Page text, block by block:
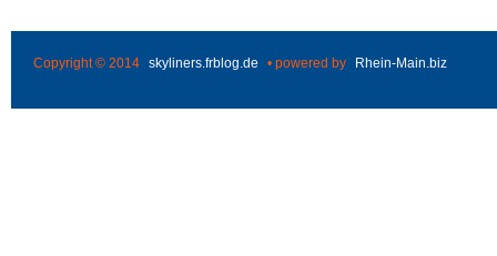
Copyright © 2014 skyliners.frblog.de • powered by Rhein-Main.biz